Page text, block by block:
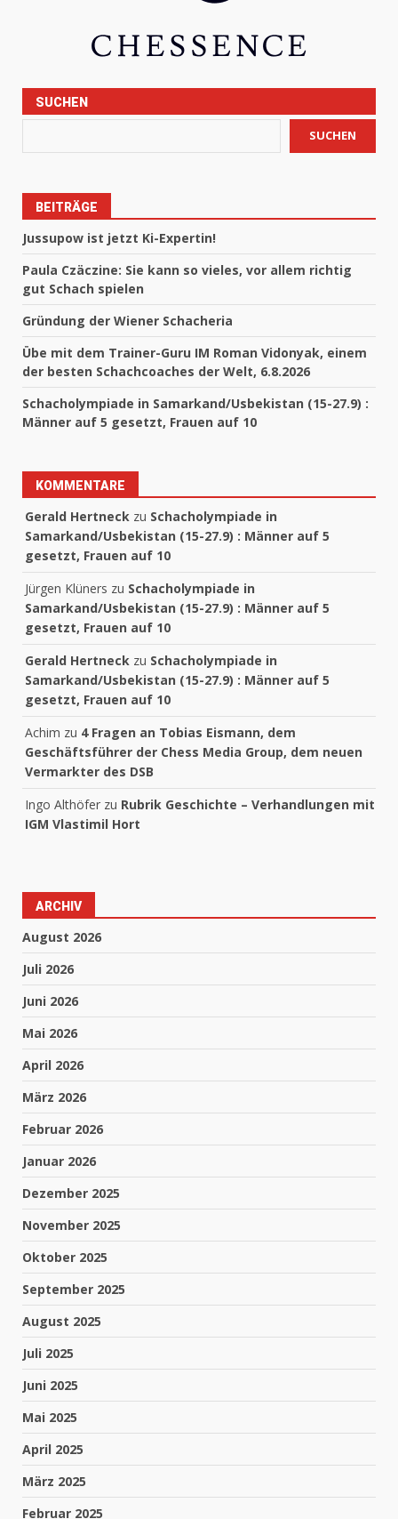
SUCHEN
BEITRÄGE
Jussupow ist jetzt Ki-Expertin!
Paula Czäczine: Sie kann so vieles, vor allem richtig
Gründung der Wiener Schacheria
Übe mit dem Trainer-Guru IM Roman Vidonyak, einem
der besten Schachcoaches der Welt, 6.8.2026
Schacholympiade in Samarkand/Usbekistan (15-27.9) :
Männer auf 5 gesetzt, Frauen auf 10
KOMMENTARE
Gerald Hertneck zu Schacholympiade in
Samarkand/Usbekistan (15-27.9) : Männer auf 5
gesetzt, Frauen auf 10
Jürgen Klünerszu
Schacholympiade in
Samarkand/Usbekistan (15-27.9) : Männer auf 5
gesetzt, Frauen auf 10
Gerald Hertneck
zu
Achimzu4 Fragen an Tobias Eismann, dem
Geschäftsführer der Chess Media Group, dem neuen
Ingo Althöfer
IGM Vlastimil Hort
ARCHIV
August 2026
Juli 2026
Juni 2026
Mai 2026
April 2026
März 2026
Februar 2026
Januar 2026
Dezember 2025
November 2025
Oktober 2025
September 2025
August 2025
Juli 2025